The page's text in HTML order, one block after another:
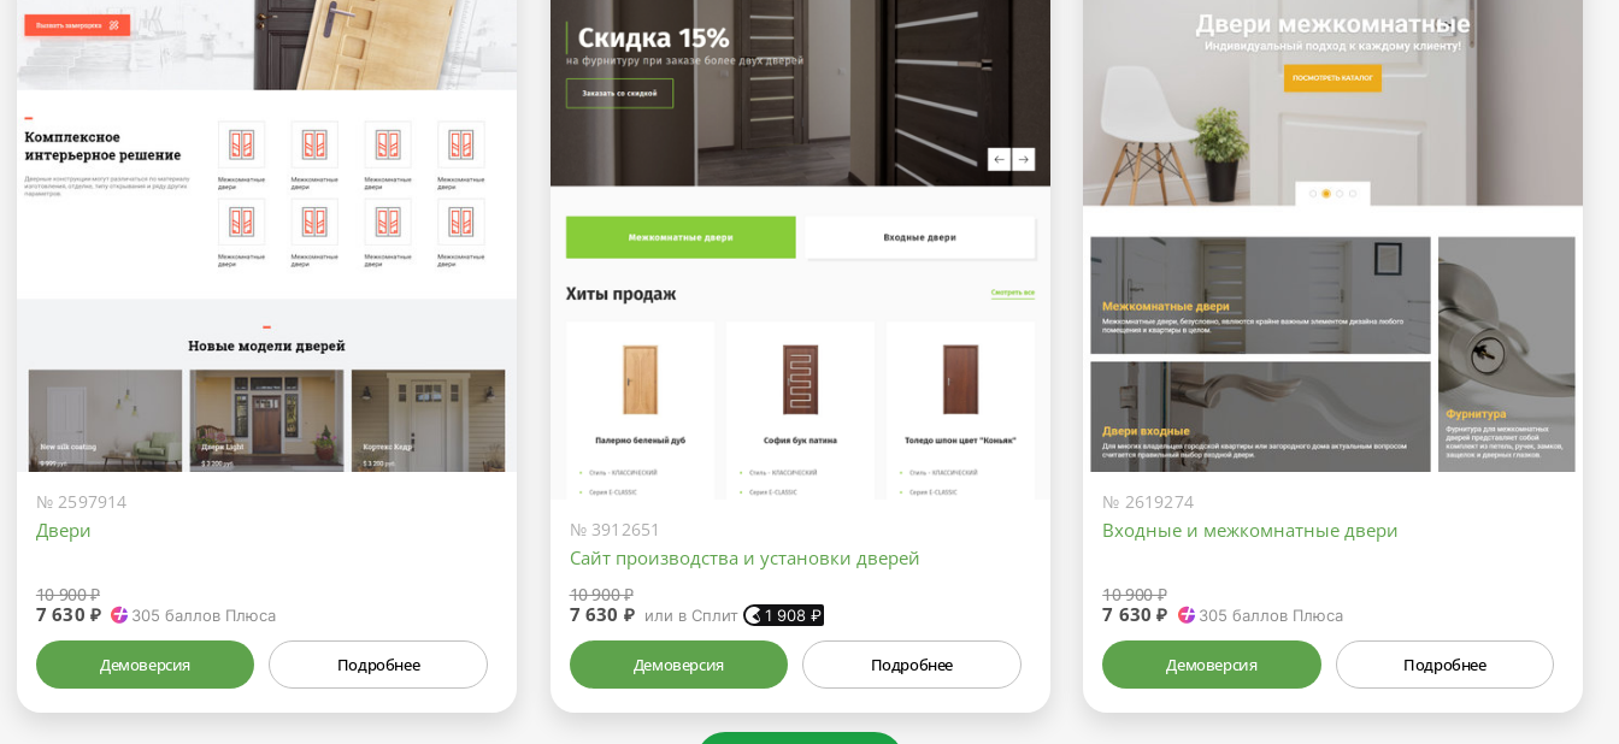
№ 2597914
Двери
10 900 ₽
7 630 ₽ 305 баллов Плюса
Демоверсия Подробнее
№ 3912651
Сайт производства и установки дверей
10 900 ₽
7 630 ₽ или в Сплит 1 908₽
Демоверсия Подробнее
№ 2619274
Входные и межкомнатные двери
10 900 ₽
7 630 ₽ 305 баллов Плюса
Демоверсия Подробнее